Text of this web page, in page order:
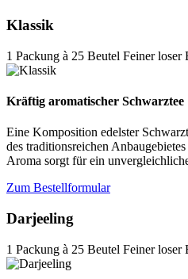
Klassik
1 Packung à 25 Beutel Feiner loser
Kräftig aromatischer Schwarztee
Eine Komposition edelster
des traditionsreichen
Aroma sorgt für ein
Zum Bestellformular
Darjeeling
1 Packung à 25 Beutel Feiner loser